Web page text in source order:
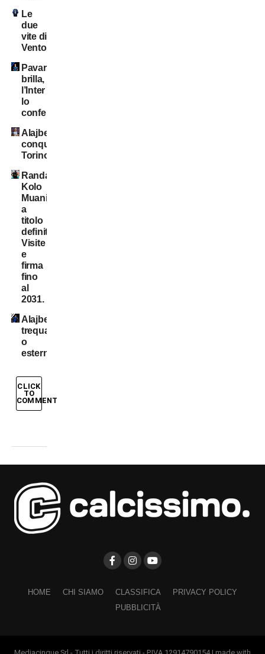
Le
due
vite di
Ventola
Pavard
brilla,
l’Inter
lo
conferma?
Alajbegovic
conquista
Torino
Randal
Kolo
Muani:
a
titolo
definitivo!
Visite
e
firma
fino
al
2031.
Alajbegovic
trequartista
o
esterno?
CLICK
TO
COMMENT
HOME CHI SIAMO CLASSIFICA
PRIVACY POLICY
PUBBLICITÀ